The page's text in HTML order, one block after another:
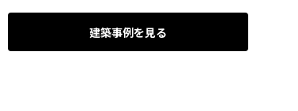
建築事例を見る